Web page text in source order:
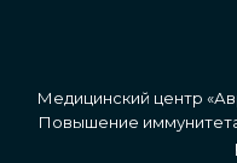
Медицинский центр
Повышение